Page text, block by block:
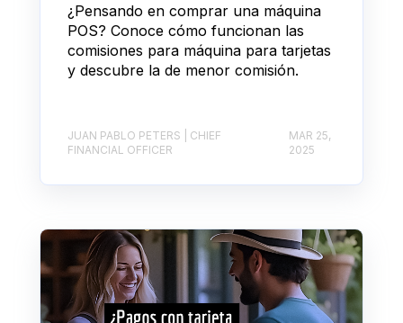
¿Pensando en comprar una máquina
POS? Conoce cómo funcionan las
comisiones para máquina para tarjetas
y descubre la de menor comisión.
JUAN PABLO PETERS | CHIEF
FINANCIAL OFFICER
MAR 25,
2025